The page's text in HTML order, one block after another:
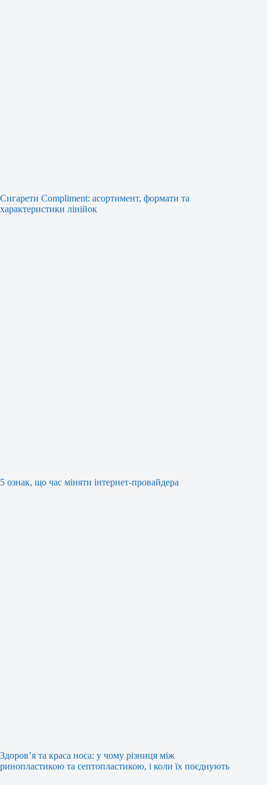
Сигарети Compliment: асортимент, формати та
характеристики лінійок
5 ознак, що час міняти інтернет-провайдера
Здоров’я та краса носа: у чому різниця між
ринопластикою та септопластикою, і коли їх поєднують